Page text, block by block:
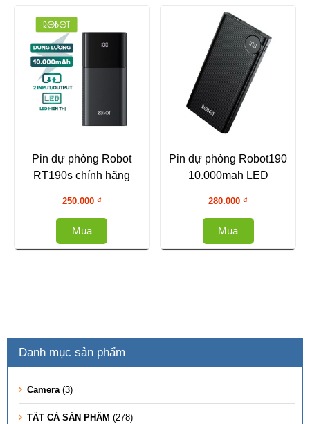
Pin dự phòng Robot
RT190s chính hãng
250.000 ₫
Mua
Pin dự phòng Robot190
10.000mah LED
280.000₫
Mua
Danh mục sản phẩm
Camera (3)
TẤT CẢ SẢN PHẨM (278)